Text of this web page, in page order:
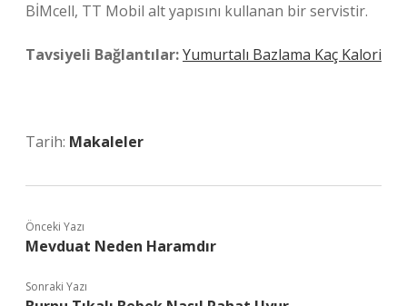
BİMcell, TT Mobil alt yapısını kullanan bir servistir.
Tavsiyeli Bağlantılar:Yumurtalı Bazlama Kaç Kalori
Tarih: Makaleler
Önceki Yazı
Mevduat Neden Haramdır
Sonraki Yazı